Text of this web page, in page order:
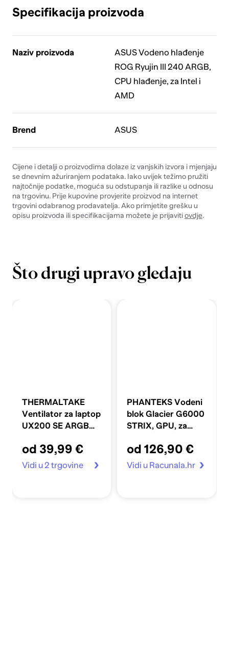
Specifikacija proizvoda
Naziv proizvoda
ASUS Vodeno hlađenje
ROG Ryujin III 240 ARGB,
CPU hlađenje, za Intel i
AMD
Brend ASUS
Cijene i detalji o proizvodima dolaze iz vanjskih izvora i mjenjaju
se dnevnim ažuriranjem podataka. Iako uvijek težimo pružiti
najtočnije podatke, moguća su odstupanja ili razlike u odnosu
na trgovinu. Prije kupovine provjerite proizvod na internet
trgovini odabranog prodavatelja. Ako primjetite grešku u
opisu proizvoda ili specifikacijama možete je prijavitiovdje.
Što drugi upravo gledaju
THERMALTAKE
Ventilator za laptop
UX200 SE ARGB
od 39,99 €
Vidi u 2 trgovine
PHANTEKS Vodeni
blok Glacier G6000
STRIX, GPU, za
6800/6900
Strix/TUF, D-RGB,
od 126,90 €
Vidi u Racunala.hr